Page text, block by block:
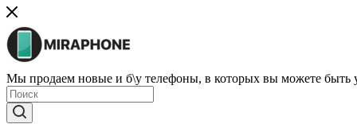
Мы продаем новые и б\у телефоны, в которых вы можете быть